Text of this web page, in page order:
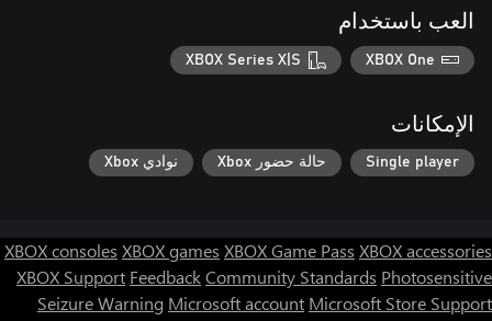
Enjoy!
العب باستخدام
XBOX One
XBOX Series X|S
الإمكانات
Single player حالة حضور Xbox نوادي Xbox
XBOX consoles XBOX games XBOX Game Pass XBOX accessories
XBOX Support FeedbackCommunity Standards Photosensitive
Seizure Warning Microsoft account Microsoft Store Support